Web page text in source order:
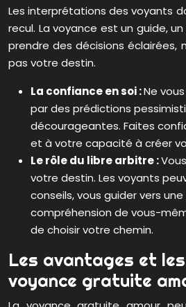
Les interprétations des voyants
recul. La voyance est un guide,
prendre des décisions éclairées,
pas votre destin.
La confiance en soi :Ne
par des prédictions
décourageantes. Faites
et à votre capacité à créer
Le rôle du libre arbitre :
votre destin. Les voyants
conseils, vous guider vers
compréhension de vous-
de choisir votre chemin.
Les avantages et
voyance gratuite